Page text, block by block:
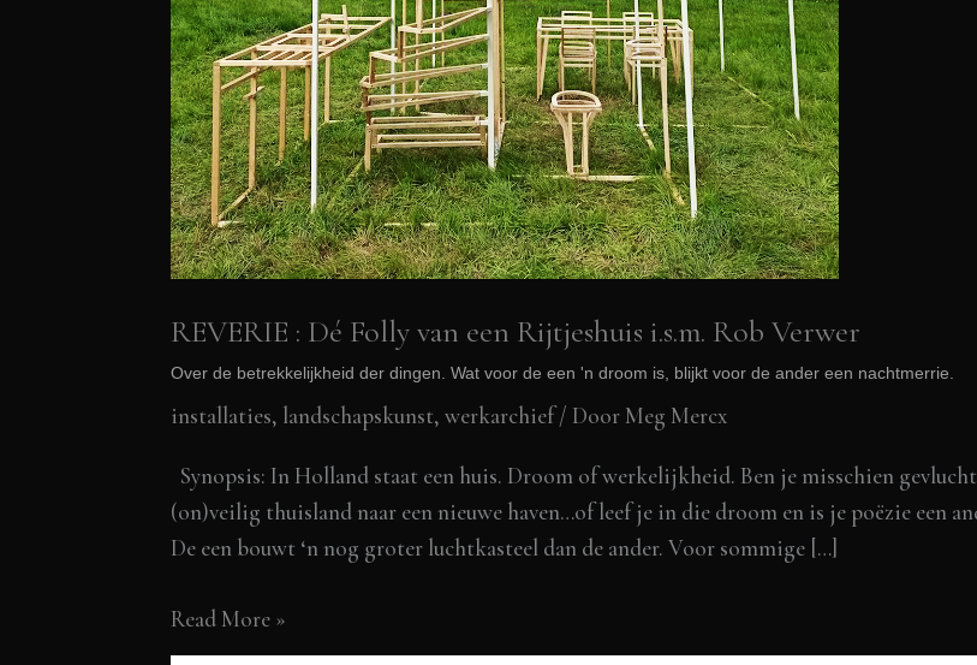
REVERIE : Dé Folly van een Rijtjeshuis i.s.m. Rob Verwer
Over de betrekkelijkheid der dingen. Wat voor de een 'n droom is, blijkt voor de ander een nachtmerrie.
installaties, landschapskunst, werkarchief/ Door Meg Mercx
Synopsis: In Holland staat een huis. Droom of werkelijkheid. Ben je misschien
(on)veilig thuisland naar een nieuwe haven…of leef je in die droom en is je poëzie een
De een bouwt ‘n nog groter luchtkasteel dan de ander. Voor sommige […]
REVERIE
:
Read More »